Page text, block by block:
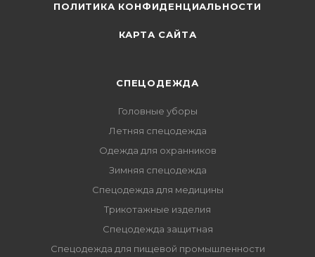
ПОЛИТИКА КОНФИДЕНЦИАЛЬНОСТИ
КАРТА САЙТА
СПЕЦОДЕЖДА
Головные уборы
Летняя спецодежда
Одежда для охранников
Зимняя спецодежда
Спецодежда для медицины
Трикотажные изделия
Спецодежда защитная
Спецодежда для пищевой промышленности